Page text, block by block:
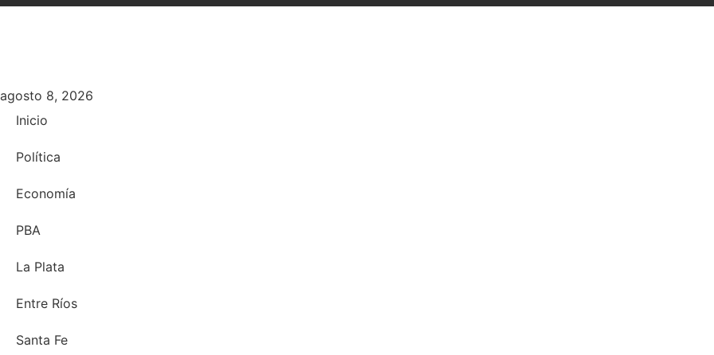
agosto 8, 2026
Inicio
Política
Economía
PBA
La Plata
Entre Ríos
Santa Fe